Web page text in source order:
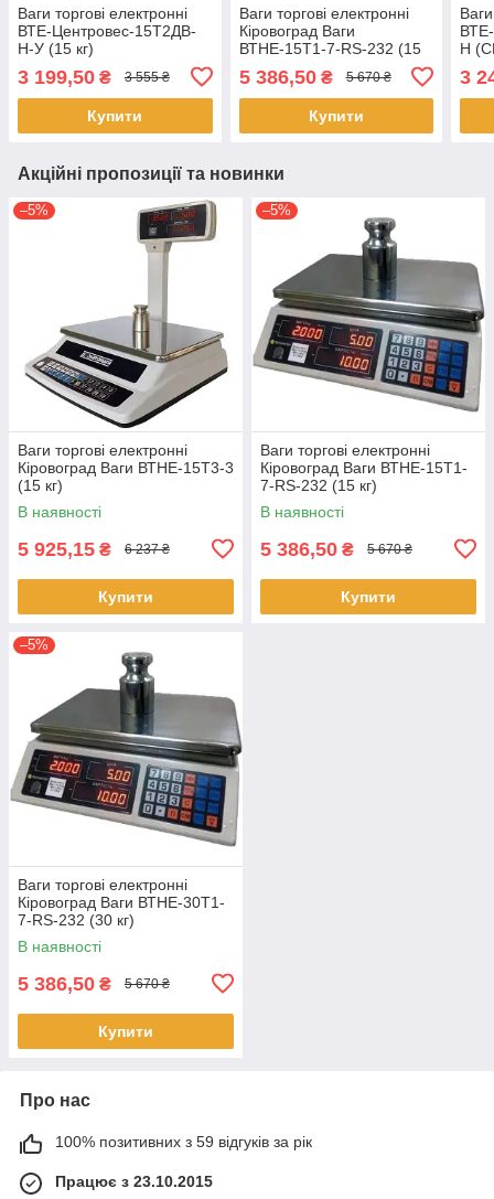
Ваги торгові електронні
ВТЕ-Центровес-15Т2ДВ-
Н-У (15 кг)
3 199,50 ₴ 3 555 ₴
Купити
Ваги торгові електронні
Кіровоград Ваги
ВТНЕ-15Т1-7-RS-232 (15
5 386,50₴ 5 670 ₴
Купити
Н
3
Акційні пропозиції та новинки
–5%
Ваги торгові електронні
Кіровоград Ваги ВТНЕ-15Т3-3
(15 кг)
В наявності
5 925,15 ₴ 6 237 ₴
Купити
–5%
Ваги торгові електронні
Кіровоград Ваги ВТНЕ-15Т1-
7-RS-232 (15 кг)
В наявності
5 386,50 ₴ 5 670 ₴
Купити
–5%
Ваги торгові електронні
Кіровоград Ваги ВТНЕ-30Т1-
7-RS-232 (30 кг)
В наявності
5 386,50 ₴ 5 670 ₴
Купити
Про нас
100% позитивних з 59 відгуків за рік
Працює з 23.10.2015